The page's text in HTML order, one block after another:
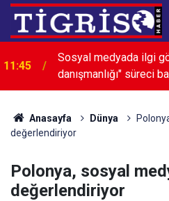
11:45
Sosyal medyada ilgi
danışmanlığı" süreci
11:32
Diyarbakır’da
mesai yapıyor
Anasayfa Dünya
değerlendiriyor
Polonya, sosyal
değerlendiriyor